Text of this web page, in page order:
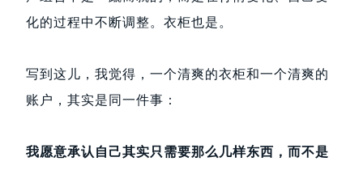
化的过程中不断调整。衣柜也是。
写到这儿，我觉得，一个清爽的衣柜和一个清爽的
账户，其实是同一件事：
我愿意承认自己其实只需要那么几样东西，而不是